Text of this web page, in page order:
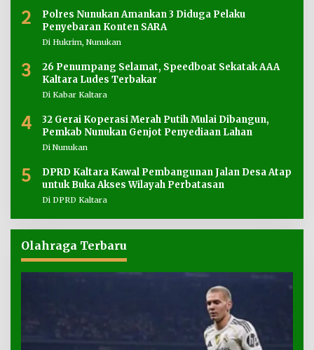
2
Polres Nunukan Amankan 3 Diduga Pelaku
Penyebaran Konten SARA
Di Hukrim, Nunukan
3
26 Penumpang Selamat, Speedboat Sekatak AAA
Kaltara Ludes Terbakar
Di Kabar Kaltara
4
32 Gerai Koperasi Merah Putih Mulai Dibangun,
Pemkab Nunukan Genjot Penyediaan Lahan
Di Nunukan
5
DPRD Kaltara Kawal Pembangunan Jalan Desa Atap
untuk Buka Akses Wilayah Perbatasan
Di DPRD Kaltara
Olahraga Terbaru